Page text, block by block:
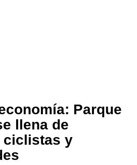
Parque
llena de
ciclistas y